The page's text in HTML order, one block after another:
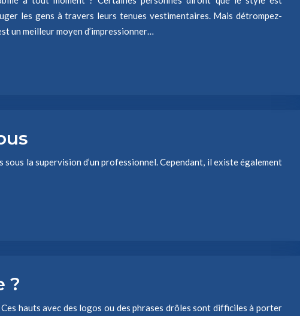
les gens à travers leurs tenues vestimentaires. Mais détrompez-
un meilleur moyen d’impressionner…
la supervision d’un professionnel. Cependant, il existe également
?
hauts avec des logos ou des phrases drôles sont difficiles à porter